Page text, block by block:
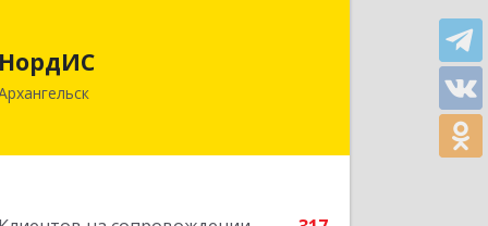
НордИС
Архангельск г, Гайдара ул, дом № 55,